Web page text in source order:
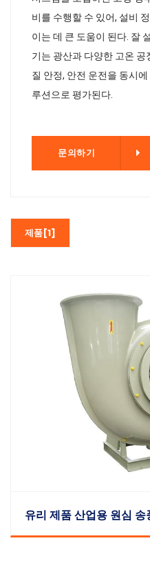
비를 수행할 수 있어, 설비
이는 데 큰 도움이 된다. 잘
기는 광산과 다양한 고온
질 안정, 안전 운전을 동시
루션으로 평가된다.
문의하기
제품[1]
유리 제품 산업용 원심 송